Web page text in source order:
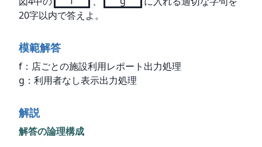
20字以内で答えよ。
模範解答
f：店ごとの施設利用レポート出力処理
g：利用者なし表示出力処理
解説
解答の論理構成